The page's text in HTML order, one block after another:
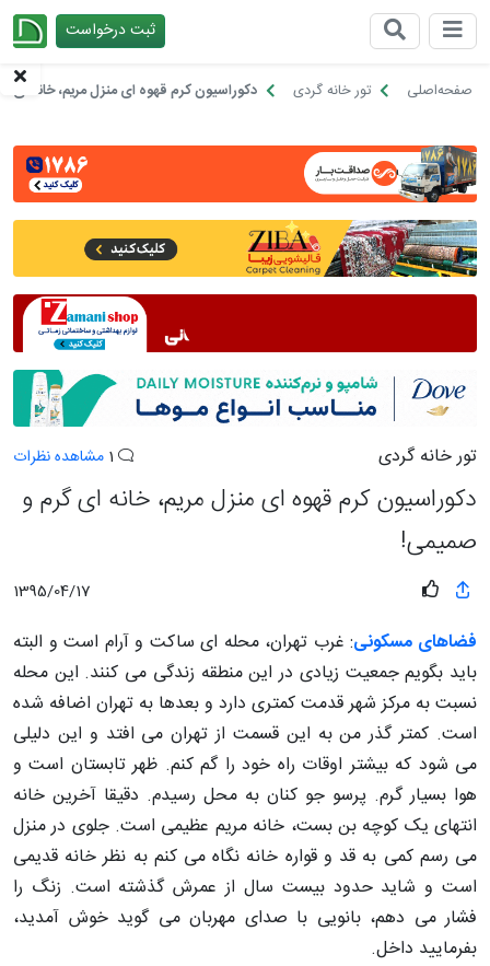
ثبت درخواست
صفحه‌اصلی تور خانه گردی دکوراسیون کرم قهوه ای منزل مریم، خانه
تور خانه گردی مشاهده نظرات
دکوراسیون کرم قهوه ای منزل مریم، خانه ای گرم و
صمیمی!
1395/04/17
فضاهای مسکونی: غرب تهران، محله ای ساکت و آرام است و البته
باید بگویم جمعیت زیادی در این منطقه زندگی می کنند. این محله
نسبت به مرکز شهر قدمت کمتری دارد و بعدها به تهران اضافه شده
است. کمتر گذر من به این قسمت از تهران می افتد و این دلیلی
می شود که بیشتر اوقات راه خود را گم کنم. ظهر تابستان است و
هوا بسیار گرم. پرسو جو کنان به محل رسیدم. دقیقا آخرین خانه
انتهای یک کوچه بن بست، خانه مریم عظیمی است. جلوی در منزل
می رسم کمی به قد و قواره خانه نگاه می کنم به نظر خانه قدیمی
است و شاید حدود بیست سال از عمرش گذشته است. زنگ را
فشار می دهم، بانویی با صدای مهربان می گوید خوش آمدید،
بفرمایید داخل.